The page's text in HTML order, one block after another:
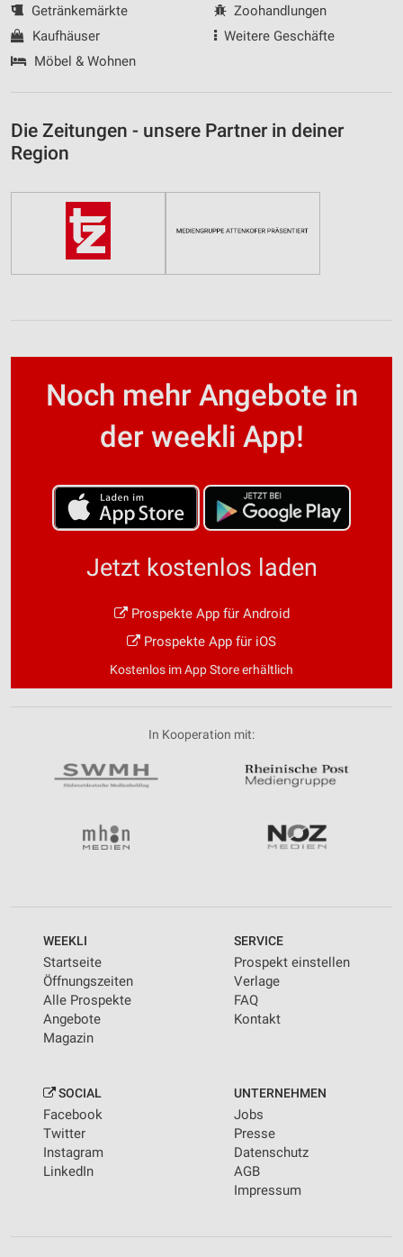
Getränkemärkte
Kaufhäuser
Möbel & Wohnen
Zoohandlungen
Weitere Geschäfte
Die Zeitungen - unsere Partner in deiner
Region
Noch mehr Angebote in
der weekli App!
Jetzt kostenlos laden
Prospekte App für Android
Prospekte App für iOS
Kostenlos im App Store erhältlich
In Kooperation mit:
WEEKLI
Startseite
Öffnungszeiten
Alle Prospekte
Angebote
Magazin
SERVICE
Prospekt einstellen
Verlage
FAQ
Kontakt
SOCIAL
Facebook
Twitter
Instagram
LinkedIn
UNTERNEHMEN
Jobs
Presse
Datenschutz
AGB
Impressum